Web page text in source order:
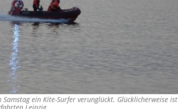
ein Kite-Surfer verunglückt. Glücklicherweise ist